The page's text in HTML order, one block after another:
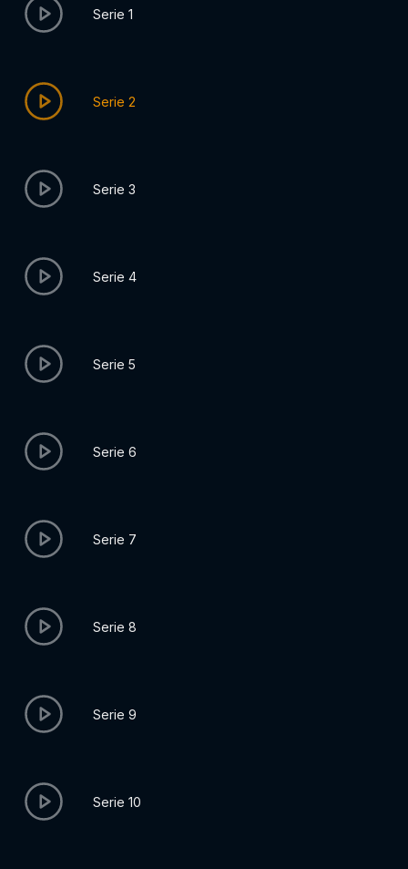
Serie 1
Serie 2
Serie 3
Serie 4
Serie 5
Serie 6
Serie 7
Serie 8
Serie 9
Serie 10